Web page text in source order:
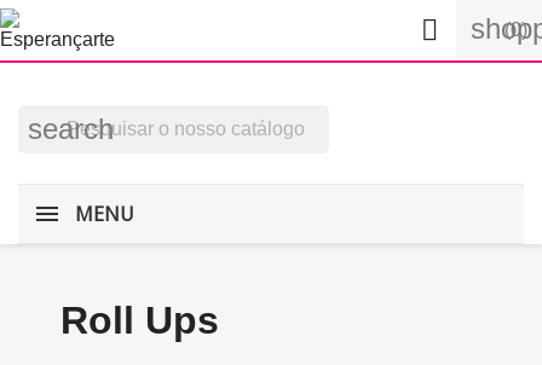
(0)

search
MENU
Roll Ups